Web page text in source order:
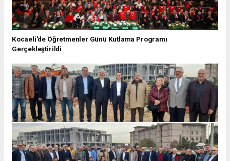
Kocaeli'de Öğretmenler Günü Kutlama Programı
Gerçekleştirildi